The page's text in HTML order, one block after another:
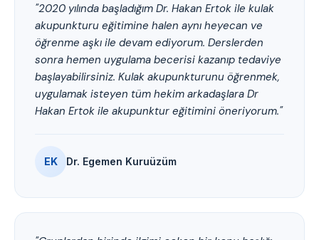
"2020 yılında başladığım Dr. Hakan Ertok ile kulak
akupunkturu eğitimine halen aynı heyecan ve
öğrenme aşkı ile devam ediyorum. Derslerden
sonra hemen uygulama becerisi kazanıp tedaviye
başlayabilirsiniz. Kulak akupunkturunu öğrenmek,
uygulamak isteyen tüm hekim arkadaşlara Dr
Hakan Ertok ile akupunktur eğitimini öneriyorum."
EK Dr. Egemen Kuruüzüm